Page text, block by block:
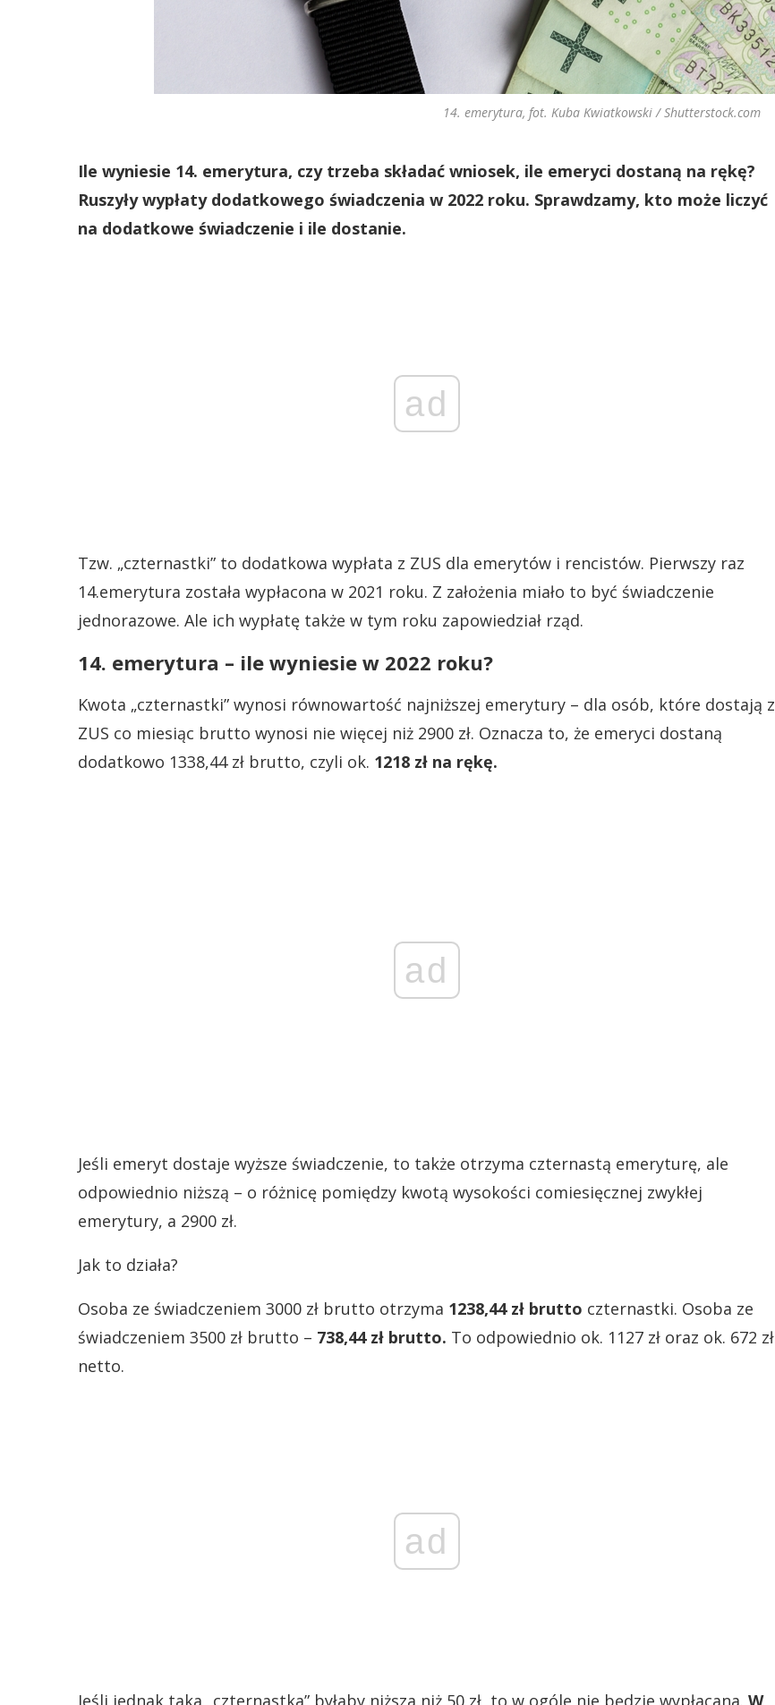
14. emerytura, fot. Kuba Kwiatkowski / Shutterstock.com
Ile wyniesie 14. emerytura, czy trzeba składać wniosek, ile emeryci dostaną na rękę?
Ruszyły wypłaty dodatkowego świadczenia w 2022 roku. Sprawdzamy, kto może liczyć
na dodatkowe świadczenie i ile dostanie.
ad
Tzw. „czternastki” to dodatkowa wypłata z ZUS dla emerytów i rencistów. Pierwszy raz
14.emerytura została wypłacona w 2021 roku. Z założenia miało to być świadczenie
jednorazowe. Ale ich wypłatę także w tym roku zapowiedział rząd.
14. emerytura – ile wyniesie w 2022 roku?
Kwota „czternastki” wynosi równowartość najniższej emerytury – dla osób, które dostają z
ZUS co miesiąc brutto wynosi nie więcej niż 2900 zł. Oznacza to, że emeryci dostaną
dodatkowo 1338,44 zł brutto, czyli ok. 1218 zł na rękę.
ad
Jeśli emeryt dostaje wyższe świadczenie, to także otrzyma czternastą emeryturę, ale
odpowiednio niższą – o różnicę pomiędzy kwotą wysokości comiesięcznej zwykłej
emerytury, a 2900 zł.
Jak to działa?
Osoba ze świadczeniem 3000 zł brutto otrzyma 1238,44 zł brutto czternastki. Osoba ze
świadczeniem 3500 zł brutto – 738,44 zł brutto. To odpowiednio ok. 1127 zł oraz ok. 672 zł
netto.
ad
Jeśli jednak taka „czternastka” byłaby niższa niż 50 zł, to w ogóle nie będzie wypłacana. W